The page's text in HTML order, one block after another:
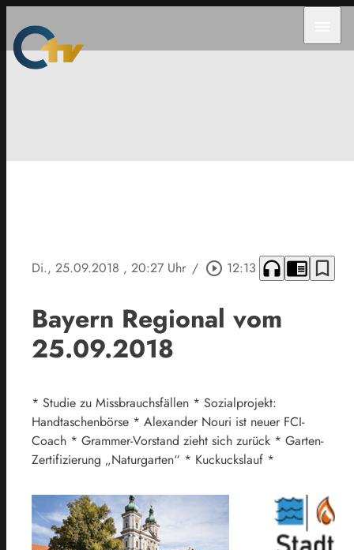
Di., 25.09.2018 , 20:27 Uhr / play_circle_outline 12:13 headphones chrome_reader_mode bookmark_border
Bayern Regional vom
25.09.2018
* Studie zu Missbrauchsfällen * Sozialprojekt:
Handtaschenbörse * Alexander Nouri ist neuer FCI-
Coach * Grammer-Vorstand zieht sich zurück * Garten-
Zertifizierung „Naturgarten“ * Kuckuckslauf *